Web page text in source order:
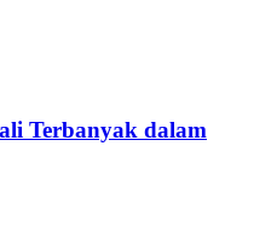
Terbanyak dalam